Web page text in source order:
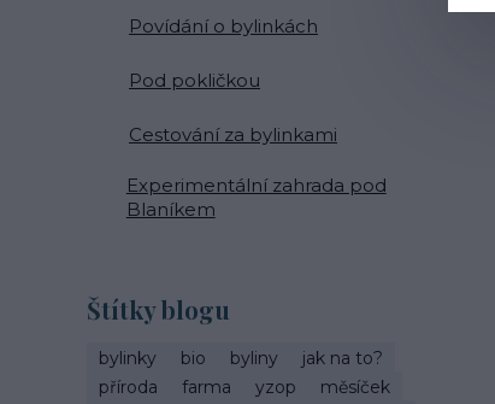
Povídání o bylinkách
Pod pokličkou
Cestování za bylinkami
Experimentální zahrada pod
Blaníkem
Štítky blogu
bylinky bio byliny
jak na to?
příroda
farma yzop
měsíček